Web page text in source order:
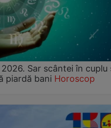
Sar scântei în cuplu
piardă bani Horoscop